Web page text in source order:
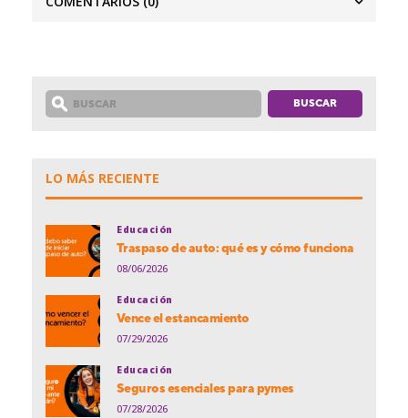
LO MÁS RECIENTE
Educación
Traspaso de auto: qué es y cómo funciona
08/06/2026
Educación
Vence el estancamiento
07/29/2026
Educación
Seguros esenciales para pymes
07/28/2026